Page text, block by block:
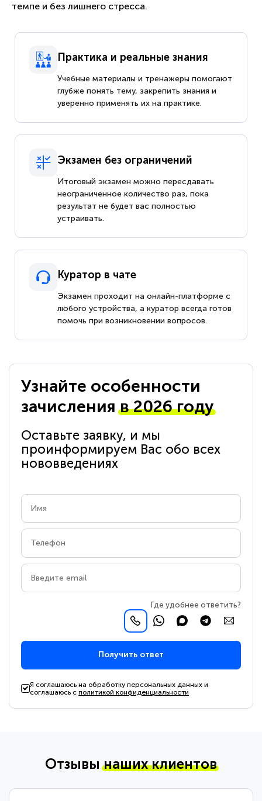
темпе и без лишнего стресса.
Практика и реальные знания
Учебные материалы и тренажеры помогают
глубже понять тему, закрепить знания и
уверенно применять их на практике.
Экзамен без ограничений
Итоговый экзамен можно пересдавать
неограниченное количество раз, пока
результат не будет вас полностью
устраивать.
Куратор в чате
Экзамен проходит на онлайн-платформе с
любого устройства, а куратор всегда готов
помочь при возникновении вопросов.
Узнайте особенности
зачисленияв 2026 году
Оставьте заявку, и мы
проинформируем Вас обо всех
нововведениях
Где удобнее ответить?
Получить ответ
Я соглашаюсь на обработку персональных данных и
соглашаюсь сполитикой конфиденциальности
Отзывынаших клиентов